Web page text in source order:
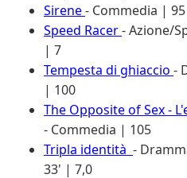
Sirene- Commedia | 95
Speed Racer- Azione/
| 7
Tempesta di ghiaccio -
| 100
The Opposite of Sex -
- Commedia | 105
Tripla identità -
33' | 7,0